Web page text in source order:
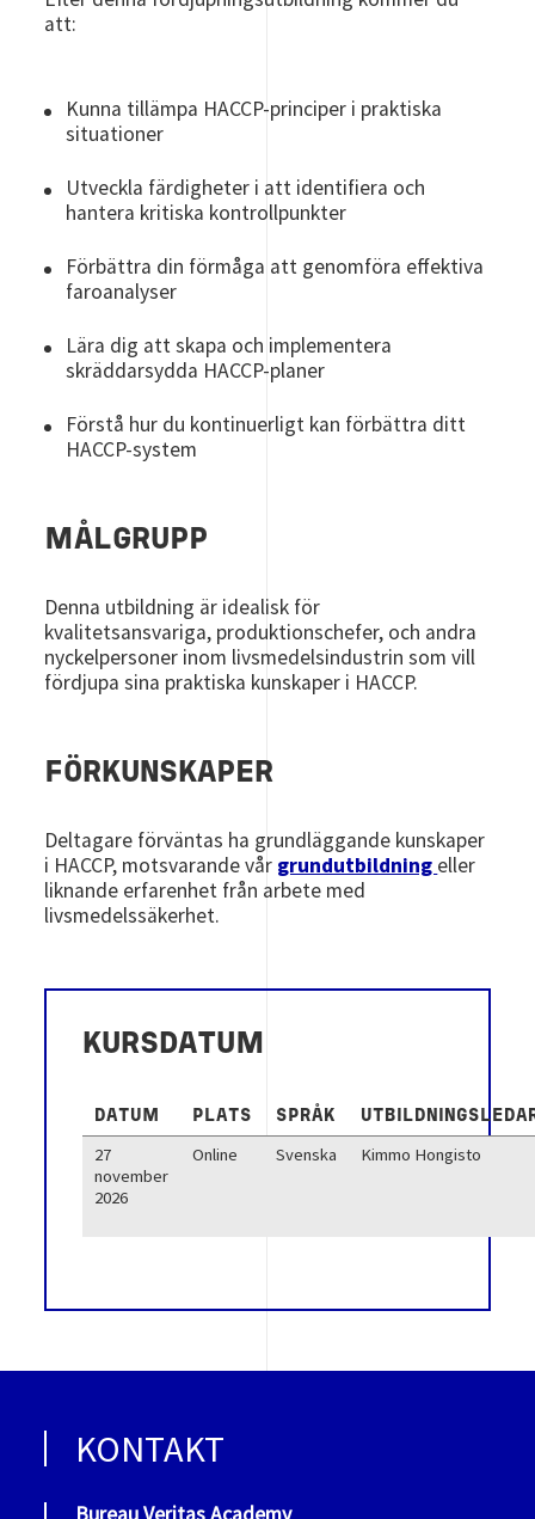
att:
Kunna tillämpa HACCP-principer i praktiska
situationer
Utveckla färdigheter i att identifiera och
hantera kritiska kontrollpunkter
Förbättra din förmåga att genomföra effektiva
faroanalyser
Lära dig att skapa och implementera
skräddarsydda HACCP-planer
Förstå hur du kontinuerligt kan förbättra ditt
HACCP-system
MÅLGRUPP
Denna utbildning är idealisk för
kvalitetsansvariga, produktionschefer, och andra
nyckelpersoner inom livsmedelsindustrin som vill
fördjupa sina praktiska kunskaper i HACCP.
FÖRKUNSKAPER
Deltagare förväntas ha grundläggande kunskaper
i HACCP, motsvarande vår grundutbildning eller
liknande erfarenhet från arbete med
livsmedelssäkerhet.
KURSDATUM
DATUM PLATS SPRÅK
27
november
2026
Online Svenska Kimmo Hongisto
KONTAKT